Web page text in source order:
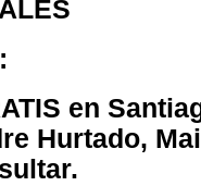
en
Hurtado,